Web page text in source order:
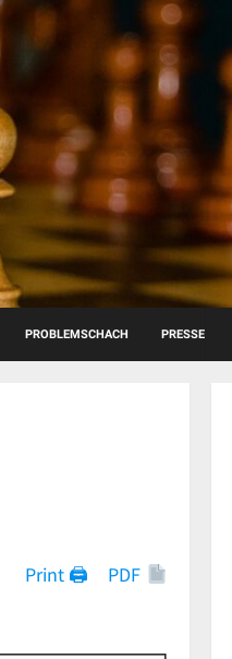
PROBLEMSCHACH PRESSE
Print 🖨
PDF